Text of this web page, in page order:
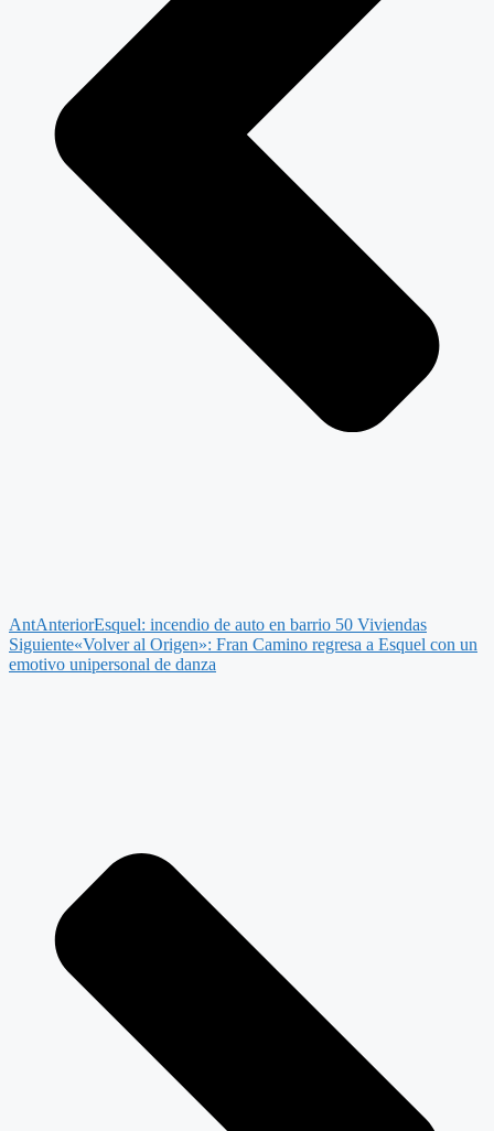
AntAnteriorEsquel: incendio de auto en barrio 50 Viviendas
Siguiente«Volver al Origen»: Fran Camino regresa a Esquel con un
emotivo unipersonal de danza